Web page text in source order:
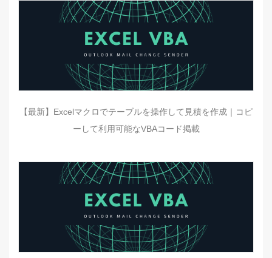
【最新】Excelマクロでテーブルを操作して見積を作成｜コピ
ーして利用可能なVBAコード掲載